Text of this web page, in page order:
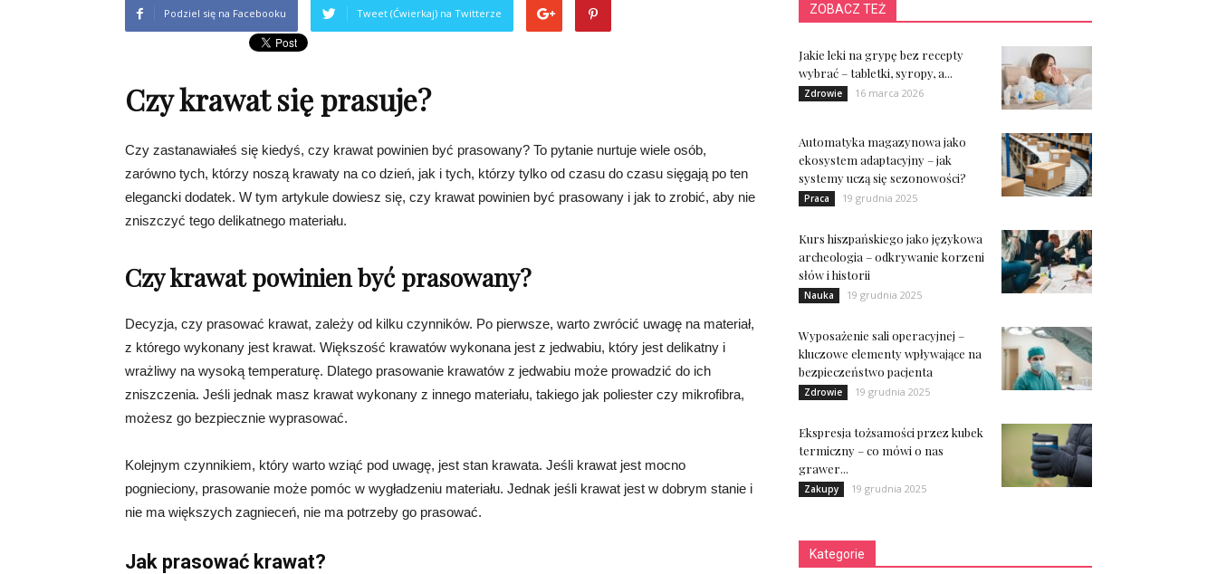
Podziel się na Facebooku Tweet (Ćwierkaj) na Twitterze
Czy krawat się prasuje?
Czy zastanawiałeś się kiedyś, czy krawat powinien być prasowany? To pytanie nurtuje wiele osób,
zarówno tych, którzy noszą krawaty na co dzień, jak i tych, którzy tylko od czasu do czasu sięgają po ten
elegancki dodatek. W tym artykule dowiesz się, czy krawat powinien być prasowany i jak to zrobić, aby nie
zniszczyć tego delikatnego materiału.
Czy krawat powinien być prasowany?
Decyzja, czy prasować krawat, zależy od kilku czynników. Po pierwsze, warto zwrócić uwagę na materiał,
z którego wykonany jest krawat. Większość krawatów wykonana jest z jedwabiu, który jest delikatny i
wrażliwy na wysoką temperaturę. Dlatego prasowanie krawatów z jedwabiu może prowadzić do ich
zniszczenia. Jeśli jednak masz krawat wykonany z innego materiału, takiego jak poliester czy mikrofibra,
możesz go bezpiecznie wyprasować.
Kolejnym czynnikiem, który warto wziąć pod uwagę, jest stan krawata. Jeśli krawat jest mocno
pognieciony, prasowanie może pomóc w wygładzeniu materiału. Jednak jeśli krawat jest w dobrym stanie i
nie ma większych zagnieceń, nie ma potrzeby go prasować.
Jak prasować krawat?
ZOBACZ TEŻ
Jakie leki na grypę bez recepty
wybrać – tabletki, syropy, a...
Zdrowie 16 marca 2026
Automatyka magazynowa jako
ekosystem adaptacyjny – jak
systemy uczą się sezonowości?
Praca 19 grudnia 2025
Kurs hiszpańskiego jako językowa
archeologia – odkrywanie korzeni
słów i historii
Nauka 19 grudnia 2025
Wyposażenie sali operacyjnej –
kluczowe elementy wpływające na
bezpieczeństwo pacjenta
Zdrowie 19 grudnia 2025
Ekspresja tożsamości przez kubek
termiczny – co mówi o nas
grawer...
Zakupy 19 grudnia 2025
Kategorie